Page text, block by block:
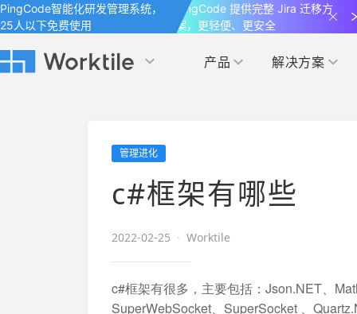
PingCode智能化研发管理系统，
25人以下免费使用
PingCode 提供完整 Jira 迁移方
案，更轻便、更安全
产品
以项目化的方式管理企业任务 国内率先覆盖 OKR
专注于工作场景的即时通讯工具
Worktile 旗下智能化研发管理工具 解决方案
Worktile 旗下智能化研发管理工具
全面了解 Worktile 的使用方法和技巧
地 OKR、敏捷研发等先进理念
发现最新的产品
解洞察
Worktile 旗下智能化研发管理工具
管理进化
c#框架有哪些
2022-02-25 · Worktile
c#框架有很多，主要包括：Json.NET、
SuperWebSocket、SuperSocket 、